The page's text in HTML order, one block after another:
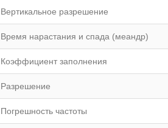
Вертикальное разрешение
Время нарастания и спада (меандр)
Коэффициент заполнения
Разрешение
Погрешность частоты